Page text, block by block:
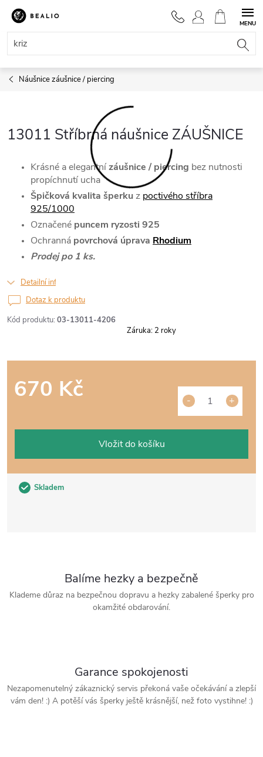
Přejít
obsah
NÁKUPNÍ
KOŠÍK
Náušnice záušnice / piercing
13011 Stříbrná náušnice ZÁUŠNICE
Kód produktu: 03-13011-4206
Krásné a elegantnízáušnice / piercing bez nutnosti
propíchnutí ucha
Špičková kvalita šperkuz poctivého stříbra
925/1000
Označené puncem ryzosti 925
Ochranná povrchová úprava Rhodium
Prodej po 1 ks.
Detailní informace
Skladem
670 Kč
Vložit do košíku
Dotaz k produktu
Záruka: 2 roky
Balíme hezky a bezpečně
Klademe důraz na bezpečnou dopravu a hezky zabalené šperky pro
okamžité obdarování.
Garance spokojenosti
Nezapomenutelný zákaznický servis překoná vaše očekávání a zlepší
vám den! :) A potěší vás šperky ještě krásnější, než foto vystihne! :)